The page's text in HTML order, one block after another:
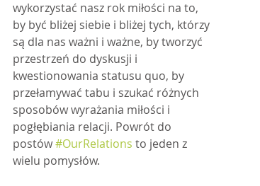
wykorzystać nasz rok miłości na to,
by być bliżej siebie i bliżej tych, którzy
są dla nas ważni i ważne, by tworzyć
przestrzeń do dyskusji i
kwestionowania statusu quo, by
przełamywać tabu i szukać różnych
sposobów wyrażania miłości i
pogłębiania relacji. Powrót do
postów #OurRelations to jeden z
wielu pomysłów.